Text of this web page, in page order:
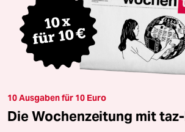
10 Ausgaben für 10 Euro
Die Wochenzeitung mit